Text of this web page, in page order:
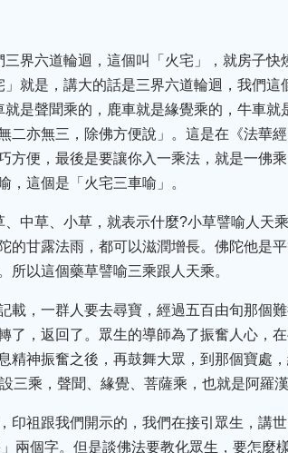
界六道輪迴，這個叫「火宅」，就房子快
就是，講大的話是三界六道輪迴，我們這
是聲聞乘的，鹿車就是緣覺乘的，牛車就
亦無三，除佛方便說」。這是在《法華
便，最後是要讓你入一乘法，就是一佛
，這個是「火宅三車喻」。
中草、小草，就表示什麼?小草譬喻人天
甘露法雨，都可以滋潤增長。佛陀他是
以這個藥草譬喻三乘跟人天乘。
，一群人要去尋寶，經過五百由旬那個
了，返回了。眾生的導師為了振奮人心，
神振奮之後，再鼓舞大眾，到那個寶處
乘，聲聞、緣覺、菩薩乘，也就是阿羅漢
印祖跟我們開示的，我們在接引眾生，講
兩個字。但是談佛法要教化眾生，要怎麼